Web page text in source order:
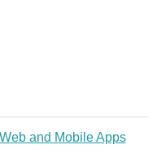
and Mobile Apps